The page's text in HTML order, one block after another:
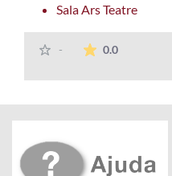
Sala Ars Teatre
- 0.0La